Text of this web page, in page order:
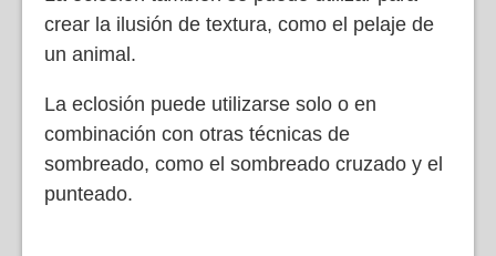
crear la ilusión de textura, como el pelaje de
un animal.
La eclosión puede utilizarse solo o en
combinación con otras técnicas de
sombreado, como el sombreado cruzado y el
punteado.